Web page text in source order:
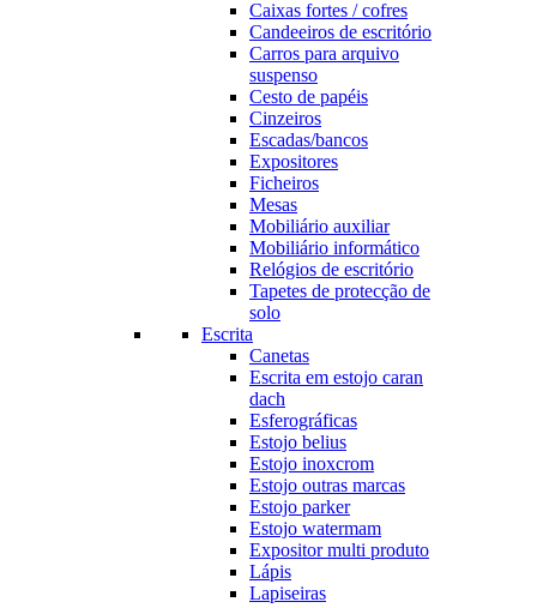
Caixas fortes / cofres
Candeeiros de escritório
Carros para arquivo
suspenso
Cesto de papéis
Cinzeiros
Escadas/bancos
Expositores
Ficheiros
Mesas
Mobiliário auxiliar
Mobiliário informático
Relógios de escritório
Tapetes de protecção de
solo
Escrita
Canetas
Escrita em estojo caran
dach
Esferográficas
Estojo belius
Estojo inoxcrom
Estojo outras marcas
Estojo parker
Estojo watermam
Expositor multi produto
Lápis
Lapiseiras